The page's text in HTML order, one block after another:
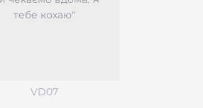
VD07